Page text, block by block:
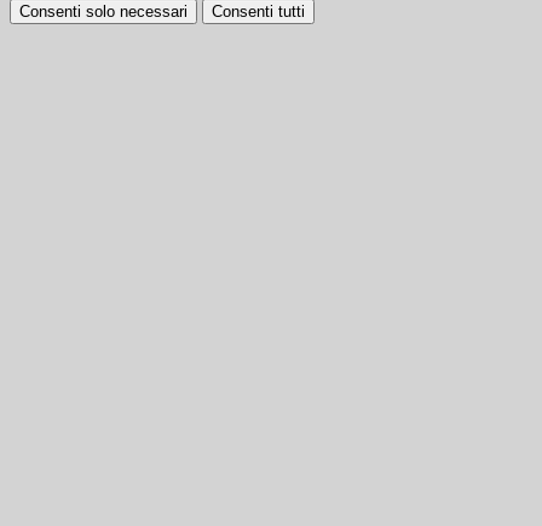
Consenti solo necessari Consenti tutti